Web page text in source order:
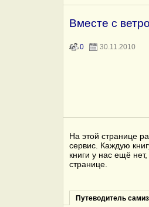
Вместе с
0 30.11.2010
На этой странице
сервис. Каждую
книги у нас ещё
странице.
Путеводитель